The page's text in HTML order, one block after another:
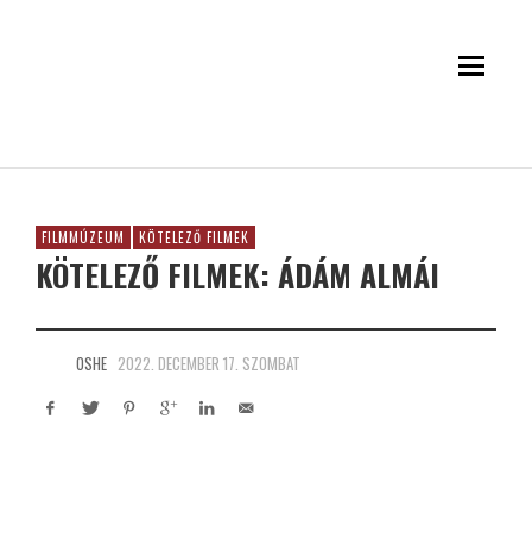
FILMMÚZEUM KÖTELEZŐ FILMEK
KÖTELEZŐ FILMEK: ÁDÁM ALMÁI
OSHE 2022. DECEMBER 17. SZOMBAT